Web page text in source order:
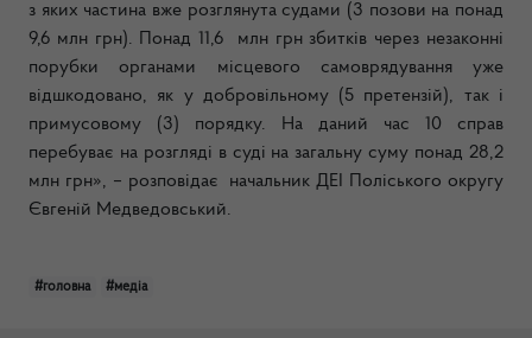
з яких частина вже розглянута судами (3 позови на понад
9,6 млн грн). Понад 11,6 млн грн збитків через незаконні
порубки органами місцевого самоврядування уже
відшкодовано, як у добровільному (5 претензій), так і
примусовому (3) порядку. На даний час 10 справ
перебуває на розгляді в суді на загальну суму понад 28,2
млн грн», – розповідає начальник ДЕІ Поліського округу
Євгеній Медведовський.
#головна #медіа